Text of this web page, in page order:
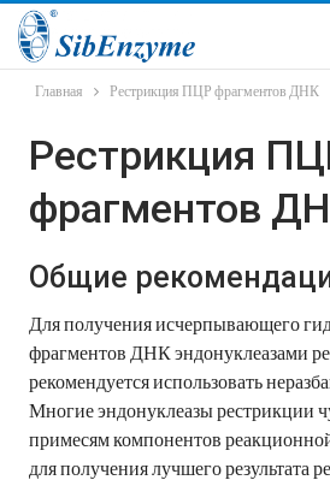
Главная Рестрикция ПЦР фрагментов ДНК
Рестрикция
фрагментов
Общие
Для получения исчерпывающего
фрагментов ДНК эндонуклеазами
рекомендуется использовать
Многие эндонуклеазы рестрикции
примесям компонентов
для получения лучшего результата